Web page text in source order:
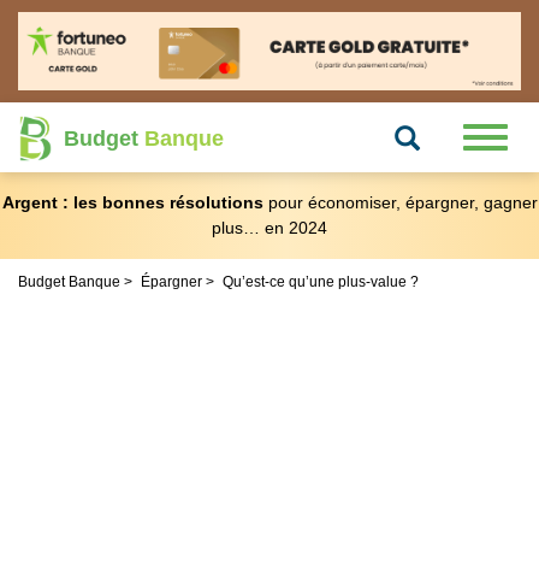
Budget Banque Recherche
Argent : les bonnes résolutionspour économiser, épargner, gagner
plus… en 2024
Budget Banque Épargner Qu’est-ce qu’une plus-value ?